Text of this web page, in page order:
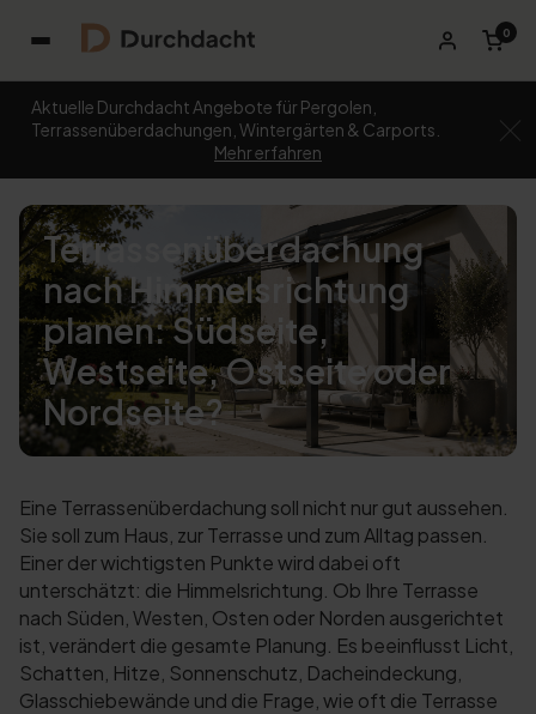
0
Aktuelle Durchdacht Angebote für Pergolen,
Terrassenüberdachungen, Wintergärten & Carports.
Mehr erfahren
Terrassenüberdachung
nach Himmelsrichtung
planen: Südseite,
Westseite, Ostseite oder
Nordseite?
Eine Terrassenüberdachung soll nicht nur gut aussehen.
Sie soll zum Haus, zur Terrasse und zum Alltag passen.
Einer der wichtigsten Punkte wird dabei oft
unterschätzt: die Himmelsrichtung. Ob Ihre Terrasse
nach Süden, Westen, Osten oder Norden ausgerichtet
ist, verändert die gesamte Planung. Es beeinflusst Licht,
Schatten, Hitze, Sonnenschutz, Dacheindeckung,
Glasschiebewände und die Frage, wie oft die Terrasse